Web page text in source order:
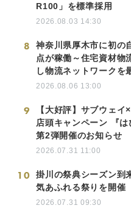
R100」を標準採用
2026.08.03 14:30
8
神奈川県厚木市に初の
点が稼働～住宅資材物
し物流ネットワークを
2026.08.06 13:00
9
【大好評】サブウェイ
店頭キャンペーン 『は
第2弾開催のお知らせ
2026.07.31 11:00
10
掛川の祭典シーズン到
気あふれる祭りを開催
2026.07.31 09:30